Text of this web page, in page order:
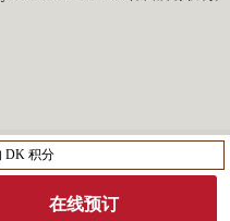
DK 积分
在线预订